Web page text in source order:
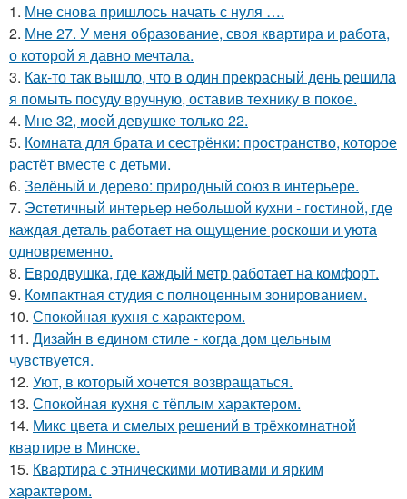
1. Мне снова пришлось начать с нуля ….
2. Мне 27. У меня образование, своя квартира и работа,
о которой я давно мечтала.
3. Как-то так вышло, что в один прекрасный день решила
я помыть посуду вручную, оставив технику в покое.
4. Мне 32, моей девушке только 22.
5. Комната для брата и сестрёнки: пространство, которое
растёт вместе с детьми.
6. Зелёный и дерево: природный союз в интерьере.
7. Эстетичный интерьер небольшой кухни - гостиной, где
каждая деталь работает на ощущение роскоши и уюта
одновременно.
8. Евродвушка, где каждый метр работает на комфорт.
9. Компактная студия с полноценным зонированием.
10. Спокойная кухня с характером.
11. Дизайн в едином стиле - когда дом цельным
чувствуется.
12. Уют, в который хочется возвращаться.
13. Спокойная кухня с тёплым характером.
14. Микс цвета и смелых решений в трёхкомнатной
квартире в Минске.
15. Квартира с этническими мотивами и ярким
характером.